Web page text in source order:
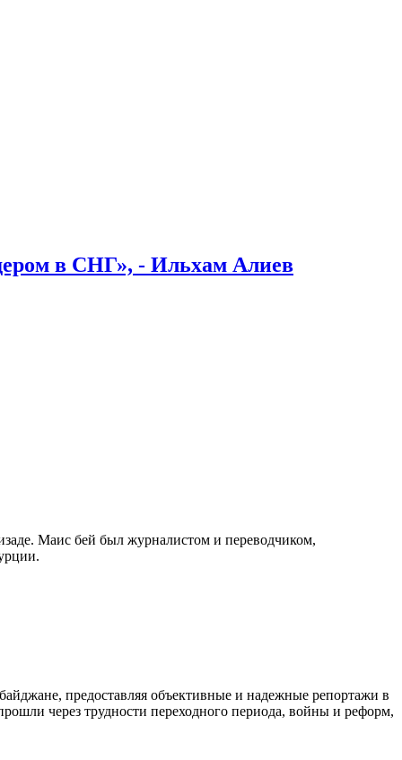
в СНГ», - Ильхам Алиев
Маис бей был журналистом и переводчиком,
предоставляя объективные и надежные репортажи в
через трудности переходного периода, войны и реформ,